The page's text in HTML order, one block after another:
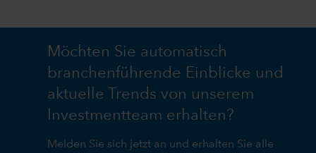
Möchten Sie automatisch
branchenführende Einblicke und
aktuelle Trends von unserem
Investmentteam erhalten?
Melden Sie sich jetzt an und erhalten Sie alle